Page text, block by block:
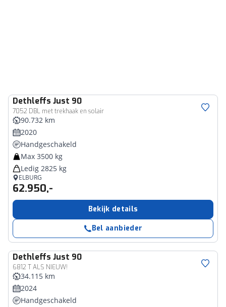
Dethleffs Just 90
7052 DBL met trekhaak en solair
90.732 km
2020
Handgeschakeld
Max 3500 kg
Ledig 2825 kg
ELBURG
62.950,-
Bekijk details
Bel aanbieder
Dethleffs Just 90
6812 T ALS NIEUW!
34.115 km
2024
Handgeschakeld